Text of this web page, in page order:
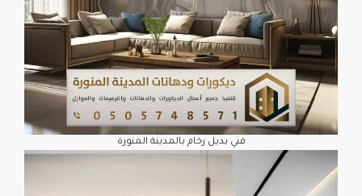
فني بديل رخام بالمدينة المنورة